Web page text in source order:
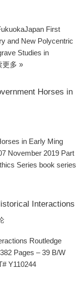
First
and New Polycentric
Studies in
更多 »
Horses in
in Early Ming
November 2019 Part
Series book series
Interactions
Routledge
Pages – 39 B/W
Y110244